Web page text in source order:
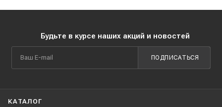
Будьте в курсе наших акций и новостей
ПОДПИСАТЬСЯ
КАТАЛОГ